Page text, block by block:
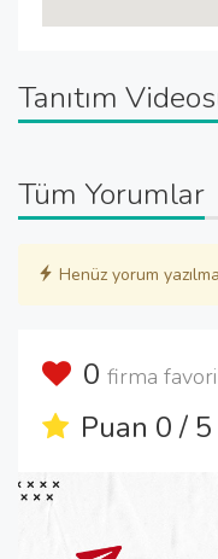
Tanıtım
Tüm Yorumlar
Henüz yorum
0 firma
Puan 0 / 5